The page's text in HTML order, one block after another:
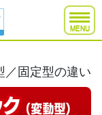
MENU
／固定型の違い